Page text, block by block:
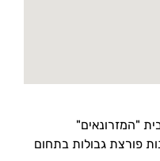
"המזרונאים"
של חדשנות פורצת גבולות בתחום